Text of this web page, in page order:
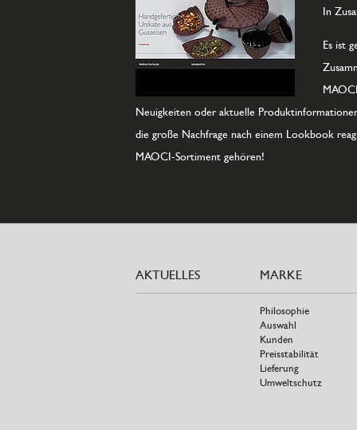
In
Es ist
Neuigkeiten oder aktuelle
die große Nachfrage nach einem Lookbook
MAOCI-Sortiment gehören!
AKTUELLES MARKE
Philosophie
Auswahl
Kunden
Preisstabilität
Lieferung
Umweltschutz